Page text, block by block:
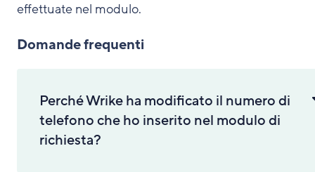
effettuate nel modulo.
Domande frequenti
Perché Wrike ha modificato il numero di
telefono che ho inserito nel modulo di
richiesta?